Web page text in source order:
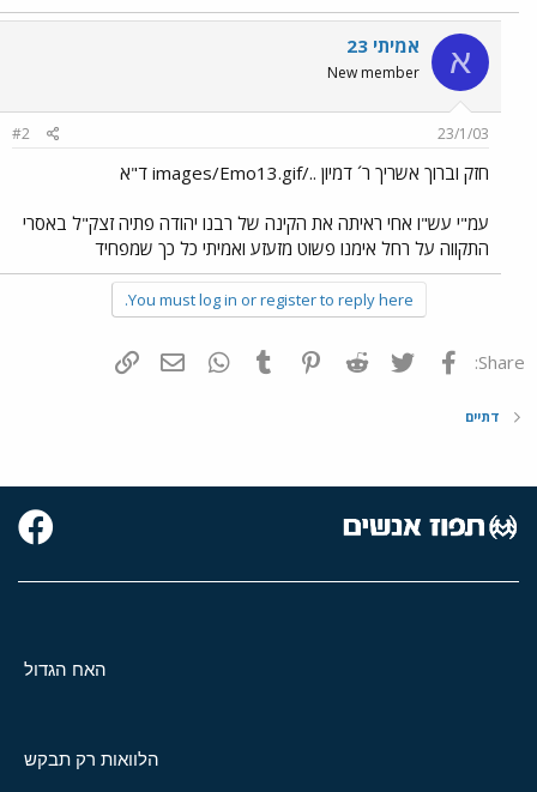
א אמיתי 23
New member
23/1/03
#2
חזק וברוך אשריך ר´ דמיון ../images/Emo13.gif ד"א
עמ"י עש"ו אחי ראיתה את הקינה של רבנו יהודה פתיה זצק"ל באסרי
התקווה על רחל אימנו פשוט מזעזע ואמיתי כל כך שמפחיד
You must log in or register to reply here.
Share: פייסבוק Twitter
Reddit
Pinterest
Tumblr
WhatsAppדואר אלקטרוני
דתיים
האח הגדול
הלוואות רק תבקש